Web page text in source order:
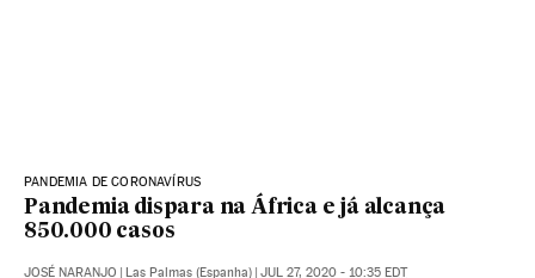
PANDEMIA DE CORONAVÍRUS
Pandemia dispara na África e já alcança
850.000 casos
JOSÉ NARANJO | Las Palmas (Espanha) | JUL 27, 2020 - 10:35 EDT